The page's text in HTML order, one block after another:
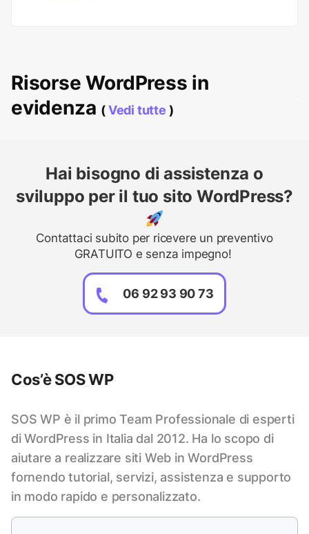
Risorse WordPress in
evidenza (Vedi tutte )
Hai bisogno di assistenza o
sviluppo per il tuo sito WordPress?
Contattaci subito per ricevere un preventivo
GRATUITO e senza impegno!
06 92 93 90 73
Cos’è SOS WP
SOS WP è il primo Team Professionale di esperti
di WordPress in Italia dal 2012. Ha lo scopo di
aiutare a realizzare siti Web in WordPress
fornendo tutorial, servizi, assistenza e supporto
in modo rapido e personalizzato.